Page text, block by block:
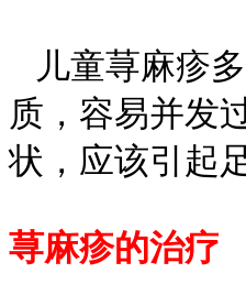
儿童荨麻疹
质，容易并发
状，应该引起
荨麻疹的治疗